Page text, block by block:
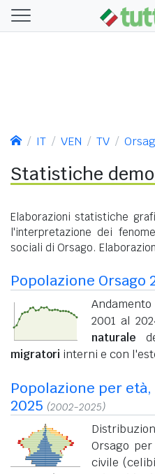
IT VEN TV
Statistiche
Elaborazioni statistiche
l'interpretazione dei
sociali di Orsago.
Popolazione Orsago
2001 al
naturale
migratori interni e con
Popolazione per
2025 (2002-2025)
Orsago
civile